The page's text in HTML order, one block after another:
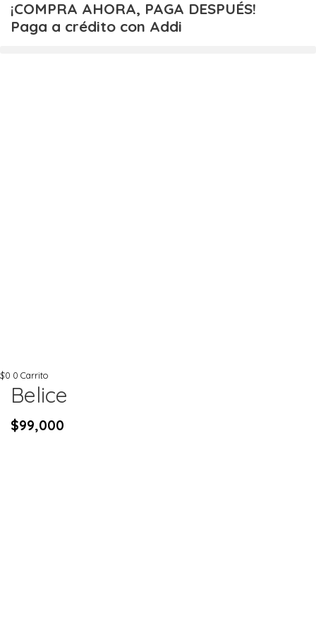
contenido
¡COMPRA AHORA, PAGA DESPUÉS!
Paga a crédito con Addi
$0 0 Carrito
Belice
$99,000